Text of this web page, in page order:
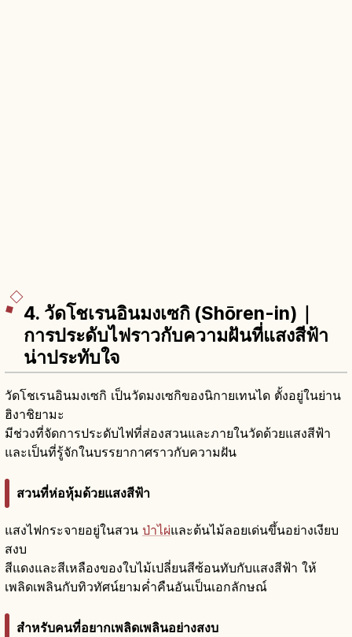
4. วัดโชเรนอินมงเซกิ (Shōren-in)｜
การประดับไฟราวกับความฝันที่แสงสีฟ้า
น่าประทับใจ
วัดโชเรนอินมงเซกิ เป็นวัดมงเซกิของนิกายเทนได ตั้งอยู่ในย่าน
ฮิงาชิยามะ
มีช่วงที่จัดการประดับไฟที่ส่องสวนและภายในวัดด้วยแสงสีฟ้า
และเป็นที่รู้จักในบรรยากาศราวกับความฝัน
สวนที่ห่อหุ้มด้วยแสงสีฟ้า
แสงไฟกระจายอยู่ในสวน ป่าไผ่และต้นไม้ลอยเด่นขึ้นอย่างเงียบ
สงบ
สีแดงและสีเหลืองของใบไม้เปลี่ยนสีซ้อนทับกับแสงสีฟ้า ให้
เพลิดเพลินกับทิวทัศน์ยามค่ำคืนอันเป็นเอกลักษณ์
สำหรับคนที่อยากเพลิดเพลินอย่างสงบ